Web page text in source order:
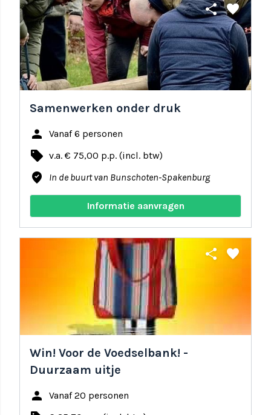
share favorite
Samenwerken onder druk
person Vanaf 6 personen
local_offer v.a. € 75,00 p.p. (incl. btw)
where_to_vote In de buurt van Bunschoten-Spakenburg
Informatie aanvragen
share favorite
Win! Voor de Voedselbank! -
Duurzaam uitje
person Vanaf 20 personen